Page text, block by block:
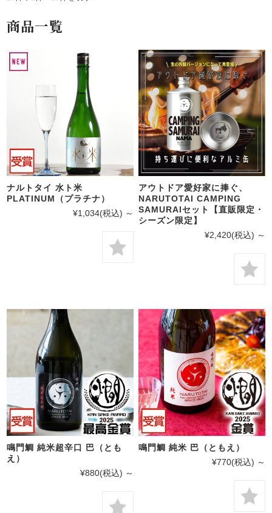
商品一覧
ナルトタイ 水ト米
PLATINUM（プラチナ）
¥1,034(税込) ～
アウトドア愛好家に捧ぐ、
NARUTOTAI CAMPING
SAMURAIセット【直販限定・
シーズン限定】
¥2,420(税込) ～
鳴門鯛 純米超辛口 巴（とも
え）
¥880(税込) ～
鳴門鯛 純米 巴（ともえ）
¥770(税込) ～